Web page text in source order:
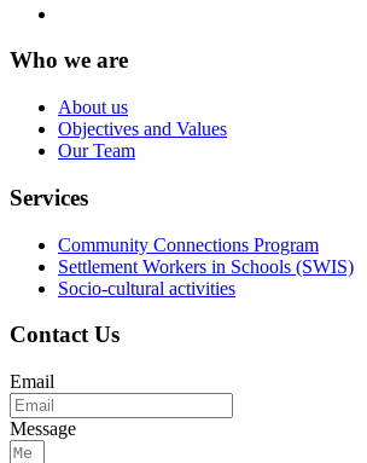
Who we are
About us
Objectives and Values
Our Team
Services
Community Connections Program
Settlement Workers in Schools (SWIS)
Socio-cultural activities
Contact Us
Email
Message